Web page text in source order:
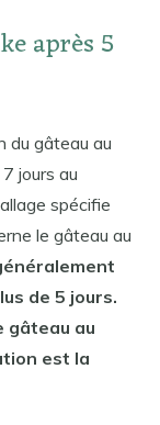
après 5
du gâteau au
jours au
spécifie
le gâteau au
de 5 jours.
gâteau au
est la